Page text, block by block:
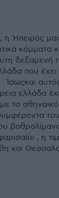
Ήπειρός
κόμματα
δεξαμενή
που έχει
Ίσωςκαι
ελλάδα
το
του
, η
και